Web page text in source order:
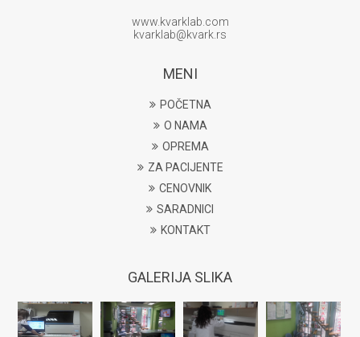
www.kvarklab.com
kvarklab@kvark.rs
MENI
POČETNA
O NAMA
OPREMA
ZA PACIJENTE
CENOVNIK
SARADNICI
KONTAKT
GALERIJA SLIKA